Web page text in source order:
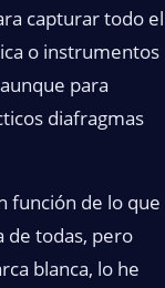
capturar todo el
o instrumentos
para
diafragmas
función de lo que
de todas, pero
blanca, lo he